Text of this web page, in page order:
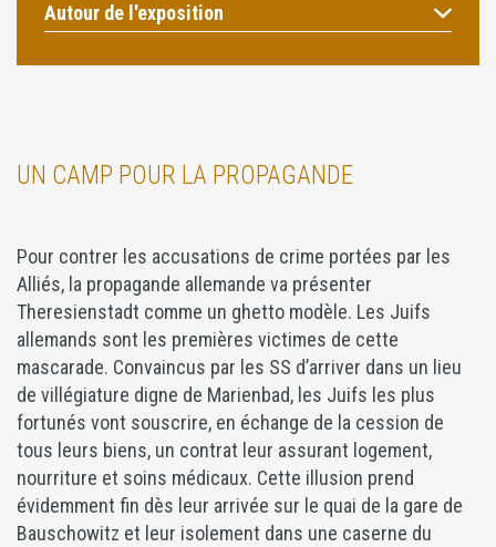
Autour de l'exposition
UN CAMP POUR LA PROPAGANDE
Pour contrer les accusations de crime portées par les
Alliés, la propagande allemande va présenter
Theresienstadt comme un ghetto modèle. Les Juifs
allemands sont les premières victimes de cette
mascarade. Convaincus par les SS d’arriver dans un lieu
de villégiature digne de Marienbad, les Juifs les plus
fortunés vont souscrire, en échange de la cession de
tous leurs biens, un contrat leur assurant logement,
nourriture et soins médicaux. Cette illusion prend
évidemment fin dès leur arrivée sur le quai de la gare de
Bauschowitz et leur isolement dans une caserne du